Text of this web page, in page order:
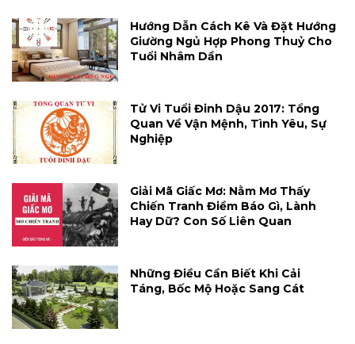
Hướng Dẫn Cách Kê Và Đặt Hướng
Giường Ngủ Hợp Phong Thuỷ Cho
Tuổi Nhâm Dần
Tử Vi Tuổi Đinh Dậu 2017: Tổng
Quan Về Vận Mệnh, Tình Yêu, Sự
Nghiệp
Giải Mã Giấc Mơ: Nằm Mơ Thấy
Chiến Tranh Điềm Báo Gì, Lành
Hay Dữ? Con Số Liên Quan
Những Điều Cần Biết Khi Cải
Táng, Bốc Mộ Hoặc Sang Cát